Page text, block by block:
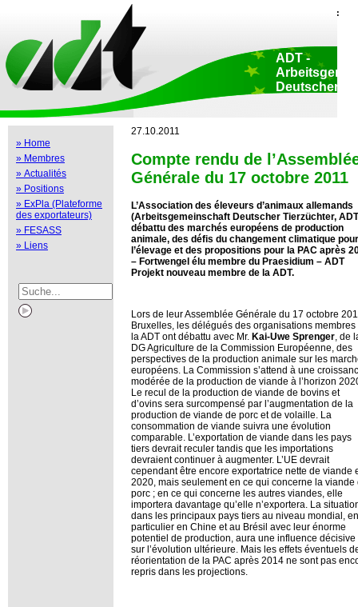
Déclaration de protection de données
::
ADT -
Deutscher
Luxembourg 47-
Bruxelles •
» Home
» Membres
» Actualités
» Positions
» ExPla (Plateforme
des exportateurs)
» FESASS
» Liens
27.10.2011
Compte rendu de
Générale du 17 octobre 2011
L’Association des éleveurs d’animaux allemands
(Arbeitsgemeinschaft Deutscher Tierzüchter,
débattu des marchés européens de production
animale, des défis du changement climatique pour
l’élevage et des propositions pour la PAC après
– Fortwengel élu membre du Praesidium – ADT
Projekt nouveau membre de la ADT.
Lors de leur Assemblée Générale du 17 octobre
Bruxelles, les délégués des organisations membres
la ADT ont débattu avec Mr. Kai-Uwe Sprenger, de
DG Agriculture de la Commission Européenne, des
perspectives de la production animale sur les
européens. La Commission s’attend à une
modérée de la production de viande à l’horizon
Le recul de la production de viande de bovins et
d’ovins sera surcompensé par l’augmentation de la
production de viande de porc et de volaille. La
consommation de viande suivra une évolution
comparable. L’exportation de viande dans les pays
tiers devrait reculer tandis que les importations
devraient continuer à augmenter. L’UE devrait
cependant être encore exportatrice nette de viande
2020, mais seulement en ce qui concerne la viande
porc ; en ce qui concerne les autres viandes, elle
importera davantage qu’elle n’exportera. La
dans les principaux pays tiers au niveau mondial, en
particulier en Chine et au Brésil avec leur énorme
potentiel de production, aura une influence décisive
sur l’évolution ultérieure. Mais les effets éventuels
réorientation de la PAC après 2014 ne sont pas
repris dans les projections.